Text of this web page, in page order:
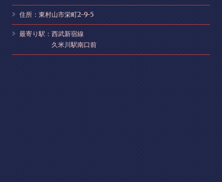
住所：東村山市栄町2-9-5
最寄り駅：西武新宿線
久米川駅南口前